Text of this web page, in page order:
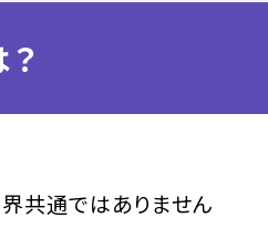
共通ではありません